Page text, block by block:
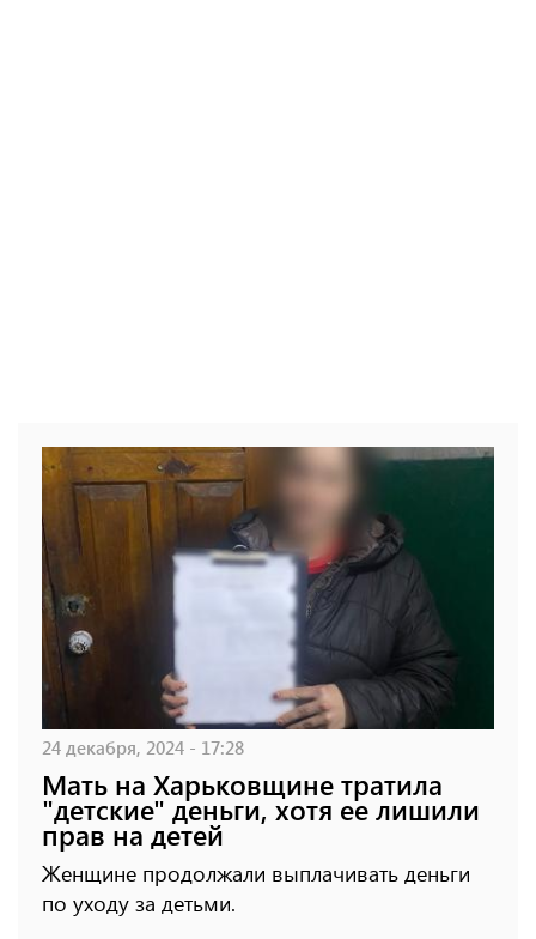
24 декабря, 2024 - 17:28
Мать на Харьковщине тратила
"детские" деньги, хотя ее лишили
прав на детей
Женщине продолжали выплачивать деньги
по уходу за детьми.